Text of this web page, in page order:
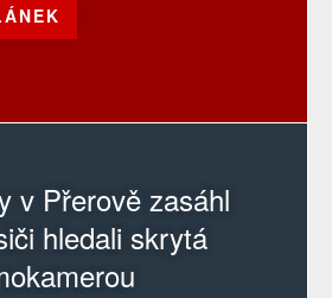
v Přerově zasáhl
hledali skrytá